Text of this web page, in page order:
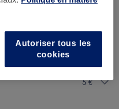
à partir de 10 €
Sourcils (1) 5 €
Chevelu (1)
5 €
Autoriser tous les
cookies